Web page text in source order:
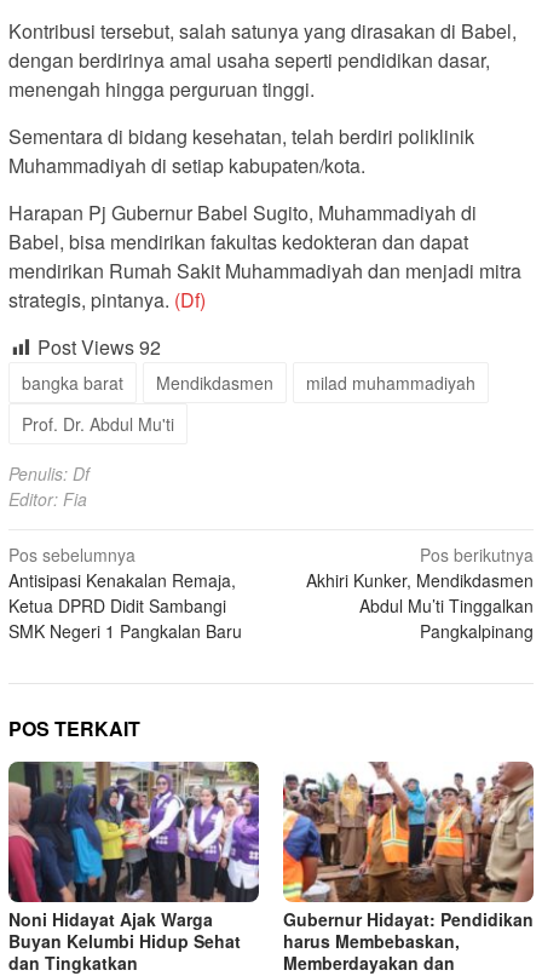
Kontribusi tersebut, salah satunya yang dirasakan di Babel,
dengan berdirinya amal usaha seperti pendidikan dasar,
menengah hingga perguruan tinggi.
Sementara di bidang kesehatan, telah berdiri poliklinik
Muhammadiyah di setiap kabupaten/kota.
Harapan Pj Gubernur Babel Sugito, Muhammadiyah di
Babel, bisa mendirikan fakultas kedokteran dan dapat
mendirikan Rumah Sakit Muhammadiyah dan menjadi mitra
strategis, pintanya. (Df)
Post Views92
bangka barat Mendikdasmen
milad muhammadiyah
Prof. Dr. Abdul Mu'ti
Penulis: Df
Editor: Fia
Navigasi
pos
Pos sebelumnya
Antisipasi Kenakalan Remaja,
Ketua DPRD Didit Sambangi
SMK Negeri 1 Pangkalan Baru
Pos berikutnya
Akhiri Kunker, Mendikdasmen
Abdul Mu’ti Tinggalkan
Pangkalpinang
POS TERKAIT
Noni Hidayat Ajak Warga
Buyan Kelumbi Hidup Sehat
dan Tingkatkan
Gubernur Hidayat: Pendidikan
harus Membebaskan,
Memberdayakan dan